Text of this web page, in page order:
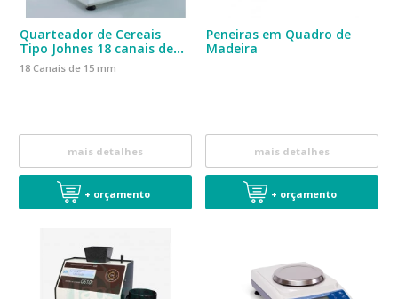
Quarteador de Cereais
Tipo Johnes 18 canais de
15mm Conforme Norma
RAS2025
18 Canais de 15 mm
mais detalhes
+ orçamento
Peneiras em Quadro de
Madeira
mais detalhes
+ orçamento